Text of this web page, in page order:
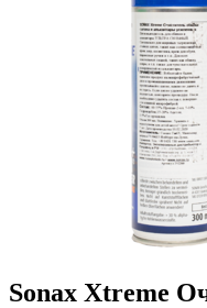
Sonax Xtreme